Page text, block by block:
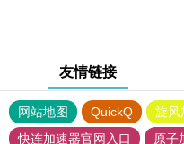
友情链接
网站地图 QuickQ 旋风
快连加速器官网入口
原子